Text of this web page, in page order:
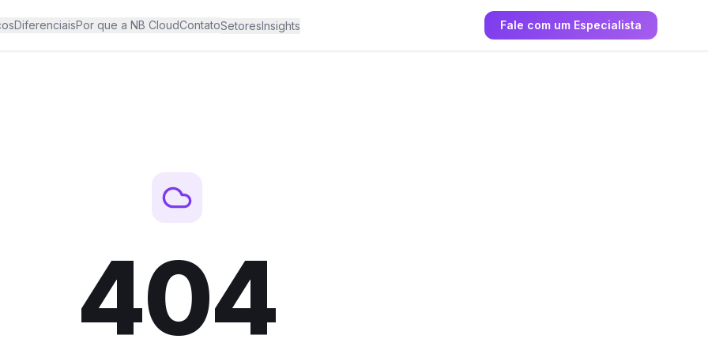
DiferenciaisPor que a NB CloudContatoSetoresInsights Fale com um Especialista
404